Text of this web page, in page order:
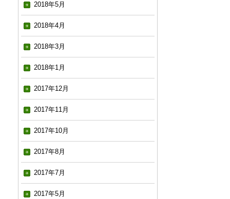
2018年5月
2018年4月
2018年3月
2018年1月
2017年12月
2017年11月
2017年10月
2017年8月
2017年7月
2017年5月